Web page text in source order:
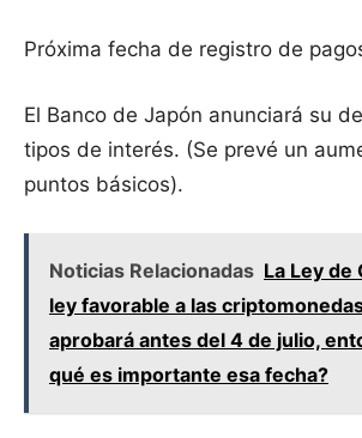
Próxima fecha de registro de
El Banco de Japón anunciará su
tipos de interés. (Se prevé un
puntos básicos).
Noticias Relacionadas La Ley de
ley favorable a las
aprobará antes del 4 de julio,
qué es importante esa fecha?